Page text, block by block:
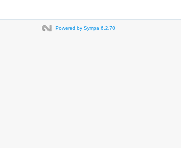
Powered by Sympa 6.2.70